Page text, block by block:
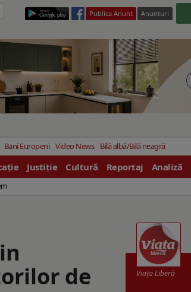
Publica Anunt Anunturi
Bani Europeni Video News Bilă albă/Bilă neagră
Justiție Cultură Reportaj Analiză
de
Viaţa Liberă